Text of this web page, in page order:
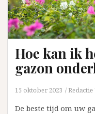
Hoe kan ik
gazon
15 oktober 2023
De beste tijd om uw